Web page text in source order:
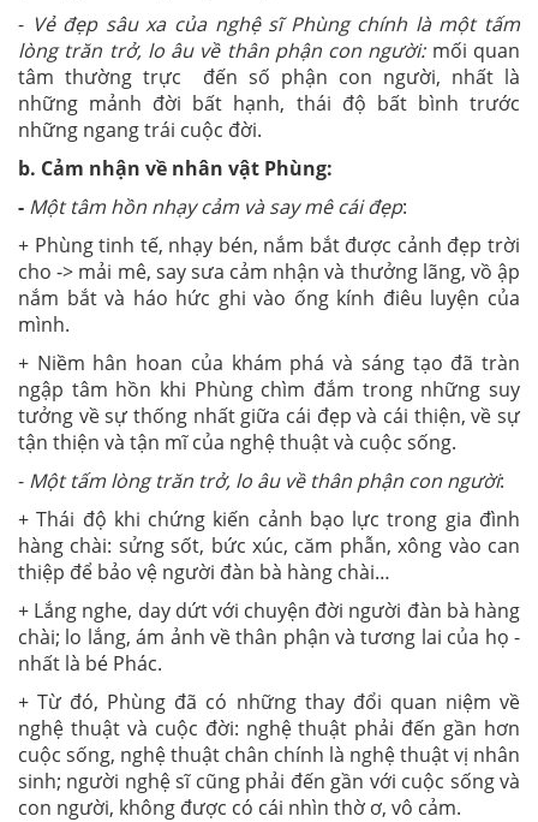
- Vẻ đẹp sâu xa của nghệ sĩ Phùng chính là một tấm
lòng trăn trở, lo âu về thân phận con người: mối quan
tâm thường trực đến số phận con người, nhất là
những mảnh đời bất hạnh, thái độ bất bình trước
những ngang trái cuộc đời.
b. Cảm nhận về nhân vật Phùng:
- Một tâm hồn nhạy cảm và say mê cái đẹp:
+ Phùng tinh tế, nhạy bén, nắm bắt được cảnh đẹp trời
cho -> mải mê, say sưa cảm nhận và thưởng lãng, vồ ập
nắm bắt và háo hức ghi vào ống kính điêu luyện của
mình.
+ Niềm hân hoan của khám phá và sáng tạo đã tràn
ngập tâm hồn khi Phùng chìm đắm trong những suy
tưởng về sự thống nhất giữa cái đẹp và cái thiện, về sự
tận thiện và tận mĩ của nghệ thuật và cuộc sống.
- Một tấm lòng trăn trở, lo âu về thân phận con người:
+ Thái độ khi chứng kiến cảnh bạo lực trong gia đình
hàng chài: sửng sốt, bức xúc, căm phẫn, xông vào can
thiệp để bảo vệ người đàn bà hàng chài…
+ Lắng nghe, day dứt với chuyện đời người đàn bà hàng
chài; lo lắng, ám ảnh về thân phận và tương lai của họ -
nhất là bé Phác.
+ Từ đó, Phùng đã có những thay đổi quan niệm về
nghệ thuật và cuộc đời: nghệ thuật phải đến gần hơn
cuộc sống, nghệ thuật chân chính là nghệ thuật vị nhân
sinh; người nghệ sĩ cũng phải đến gần với cuộc sống và
con người, không được có cái nhìn thờ ơ, vô cảm.